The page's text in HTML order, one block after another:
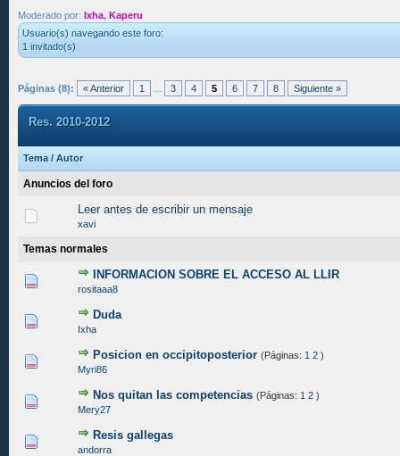
Moderado por: Ixha, Kaperu
Usuario(s) navegando este foro:
1 invitado(s)
Páginas (8): « Anterior 1 3 4 5 6 7 8 Siguiente »
Res. 2010-2012
Tema /Autor
Anuncios del foro
Leer antes de escribir un mensaje
xavi
Temas normales
INFORMACION SOBRE EL ACCESO AL LLIR
rositaaa8
0 voto(s) - Media 0 de 5
1 2345
Duda
Ixha
0 voto(s) - Media 0 de 5
Posicion en occipitoposterior (Páginas: 1 2 )
Myri86
0 voto(s) - Media 0 de 5
12345
Nos quitan las competencias (Páginas: 1 2 )
Mery27
0 voto(s) - Media 0 de 5
12345
Resis gallegas
andorra
0 voto(s) - Media 0 de 5
1